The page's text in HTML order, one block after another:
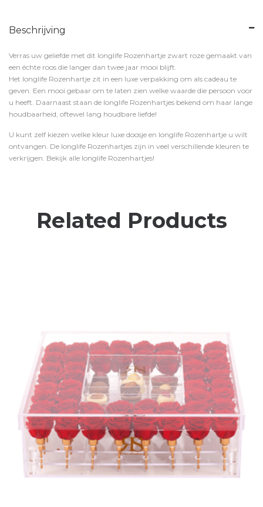
Beschrijving
Verras uw geliefde met dit longlife Rozenhartje zwart roze gemaakt van
een échte roos die langer dan twee jaar mooi blijft.
Het longlife Rozenhartje zit in een luxe verpakking om als cadeau te
geven. Een mooi gebaar om te laten zien welke waarde die persoon voor
u heeft. Daarnaast staan de longlife Rozenhartjes bekend om haar lange
houdbaarheid, oftewel lang houdbare liefde!
U kunt zelf kiezen welke kleur luxe doosje en longlife Rozenhartje u wilt
ontvangen. De longlife Rozenhartjes zijn in veel verschillende kleuren te
verkrijgen. Bekijk alle longlife Rozenhartjes!
Related Products